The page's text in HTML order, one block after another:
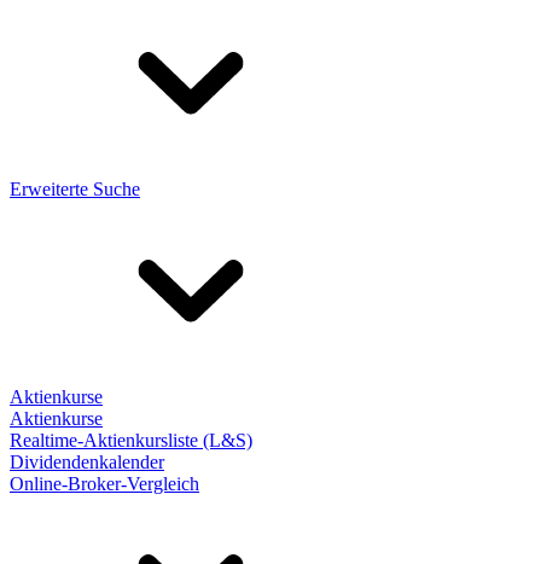
Erweiterte Suche
Aktienkurse
Aktienkurse
Realtime-Aktienkursliste (L&S)
Dividendenkalender
Online-Broker-Vergleich